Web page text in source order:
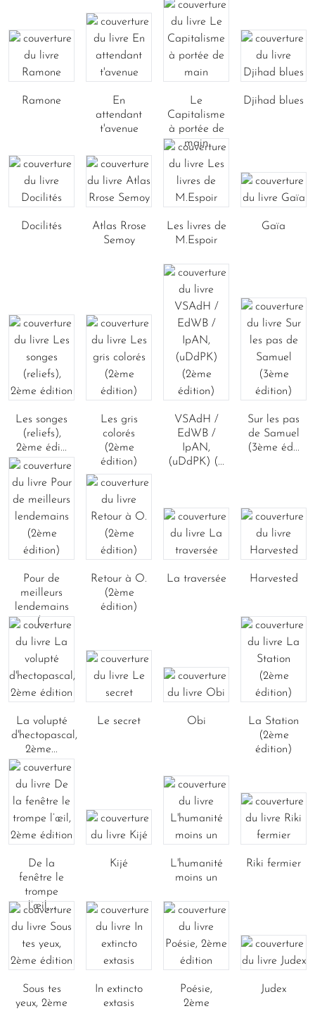
Ramone
En
attendant
t'avenue
Le
Capitalisme
à portée de
main
Djihad blues
Docilités
Atlas Rrose
Semoy
Les livres de
M.Espoir
Gaïa
Les songes
(reliefs),
2ème édi...
Les gris
colorés
(2ème
édition)
VSAdH /
EdWB /
IpAN,
(uDdPK) (...
Sur les pas
de Samuel
(3ème éd...
Pour de
meilleurs
lendemains
(...
Retour à O.
(2ème
édition)
La traversée Harvested
La volupté
d'hectopascal,
2ème...
Le secret Obi
La Station
(2ème
édition)
De la
fenêtre le
trompe
l’œil,...
Kijé
L'humanité
moins un
Riki fermier
Sous tes
yeux, 2ème
In extincto
extasis
Poésie,
2ème
Judex